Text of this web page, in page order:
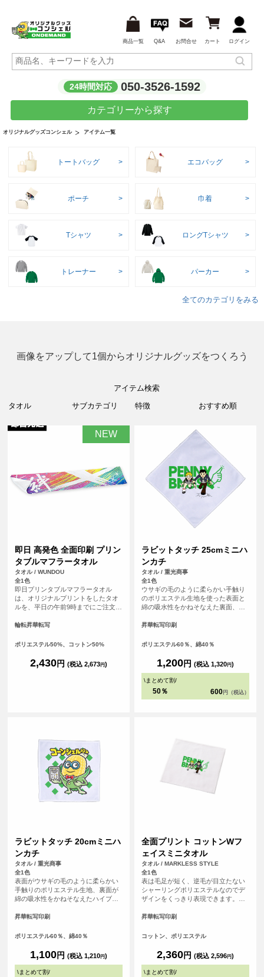
商品一覧 Q&A お問合せ カート ログイン
24時間対応 050-3526-1592
カテゴリーから探す
オリジナルグッズコンシェル アイテム一覧
トートバッグ エコバッグ
ポーチ 巾着
Tシャツ ロングTシャツ
トレーナー パーカー
全てのカテゴリをみる
画像をアップして1個からオリジナルグッズをつくろう
アイテム検索
NEW
即日 高発色 全面印刷 プリン
タブルマフラータオル
タオル / WUNDOU
全1色
即日プリンタブルマフラータオル
は、オリジナルプリントをしたタオ
ルを、平日の午前9時までにご注文
超短納期サービスです！急なイベン
ど、時間がない時に便利！<br> 昇華
フルカラー印刷が可能。ロゴや文字
はもちろん、写真やグラデーション
自由度も高いアイテムです。
輪転昇華転写
ポリエステル50%、コットン50%
2,430円 (税込 2,673円)
ラビットタッチ 25cmミニハ
ンカチ
タオル / 重光商事
全1色
ウサギの毛のように柔らかい手触り
のポリエステル生地を使った表面と
綿の吸水性をかねそなえた裏面、丁
ルです。
昇華転写印刷
ポリエステル60％、綿40％
1,200円 (税込 1,320円)
\まとめて割/
50％ 600 円（税込）
ラビットタッチ 20cmミニハ
ンカチ
タオル / 重光商事
全1色
表面がウサギの毛のように柔らかい
手触りのポリエステル生地、裏面が
綿の吸水性をかねそなえたハイブリ
昇華転写印刷
ポリエステル60％、綿40％
1,100円 (税込 1,210円)
\まとめて割/
全面プリント コットンWフ
ェイスミニタオル
タオル / MARKLESS STYLE
全1色
表は毛足が短く、逆毛が目立たない
シャーリングポリエステルなのでデ
ザインをくっきり表現できます。裏
ある程度の厚みが維持され、吸水性
昇華転写印刷
コットン、ポリエステル
2,360円 (税込 2,596円)
\まとめて割/